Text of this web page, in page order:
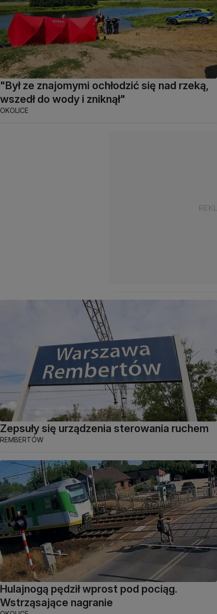
"Był ze znajomymi ochłodzić się nad rzeką,
wszedł do wody i zniknął"
OKOLICE
Zepsuły się urządzenia sterowania ruchem
REMBERTÓW
Hulajnogą pędził wprost pod pociąg.
Wstrząsające nagranie